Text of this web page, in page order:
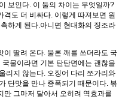
보인다. 이 둘의 차이는 무엇일까?
격도 더 비싸다. 이렇게 따져보면 원
하게 된다.아니면 현대화의 징조라
딸려 온다. 물론 깨를 쓰더라도 국
물이라면 기본 탄탄면에는 괜찮을
리지 않는다. 오징어 다리 쪼가리와
단맛을 만나 증폭되기 때문이다. 볶
만 그마저 달아서 오히려 역효과를